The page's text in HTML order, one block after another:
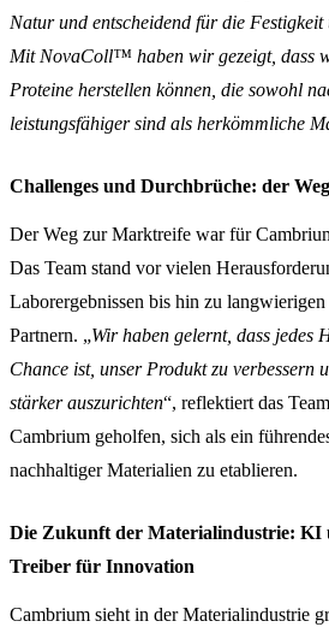
Natur und entscheidend für die
Mit NovaColl™ haben wir gezeigt, dass
Proteine herstellen können, die sowohl
leistungsfähiger sind als herkömmliche
Challenges und Durchbrüche: der
Der Weg zur Marktreife war für
Das Team stand vor vielen
Laborergebnissen bis hin zu
Partnern. „Wir haben gelernt, dass jedes
Chance ist, unser Produkt zu verbessern
stärker auszurichten“, reflektiert das
Cambrium geholfen, sich als ein
nachhaltiger Materialien zu etablieren.
Die Zukunft der Materialindustrie: KI
Treiber für Innovation
Cambrium sieht in der Materialindustrie